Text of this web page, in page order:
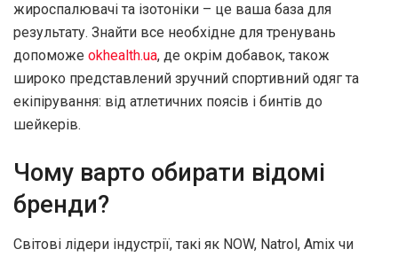
жироспалювачі та ізотоніки – це ваша база для
результату. Знайти все необхідне для тренувань
допоможе okhealth.ua, де окрім добавок, також
широко представлений зручний спортивний одяг та
екіпірування: від атлетичних поясів і бинтів до
шейкерів.
Чому варто обирати відомі
бренди?
Світові лідери індустрії, такі як NOW, Natrol, Amix чи